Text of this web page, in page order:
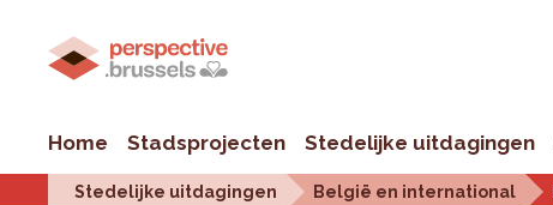
Home Stadsprojecten Stedelijke uitdagingen
Stedelijke uitdagingen België en international